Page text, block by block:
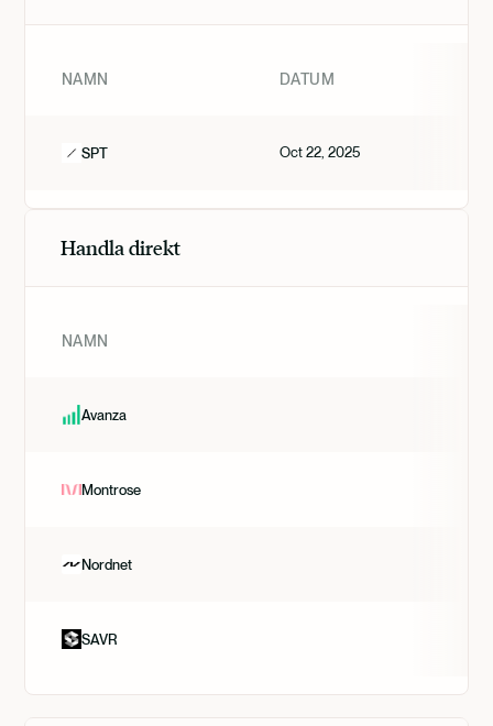
NAMN DATUM
SPT Oct 22, 2025
Handla direkt
NAMN
Avanza
Montrose
Nordnet
SAVR